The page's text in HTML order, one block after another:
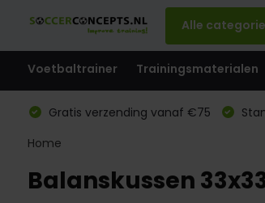
Alle
Voetbaltrainer Trainingsmaterialen
Gratis verzending vanaf €75
Home
Balanskussen